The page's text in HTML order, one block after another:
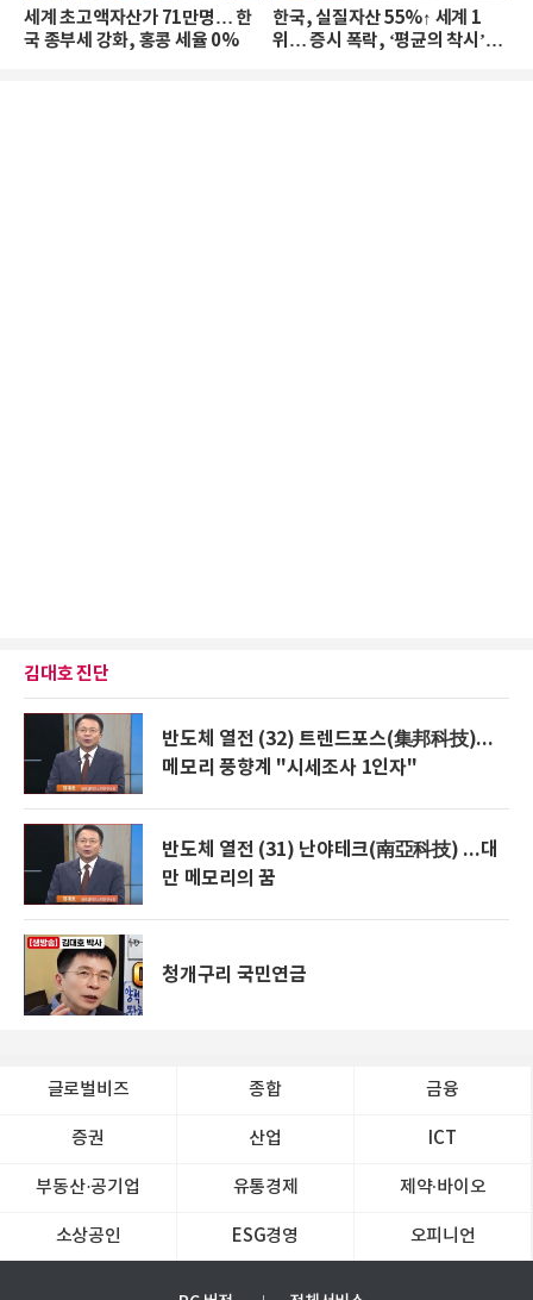
세계 초고액자산가 71만명… 한
국 종부세 강화, 홍콩 세율 0%
한국, 실질자산 55%↑ 세계 1
위… 증시 폭락, ‘평균의 착시’와
김대호 진단
반도체 열전 (32) 트렌드포스(集邦科技)...
메모리 풍향계 "시세조사 1인자"
반도체 열전 (31) 난야테크(南亞科技) ...대
만 메모리의 꿈
청개구리 국민연금
글로벌비즈 종합 금융
증권 산업 ICT
부동산·공기업 유통경제 제약∙바이오
소상공인 ESG경영 오피니언